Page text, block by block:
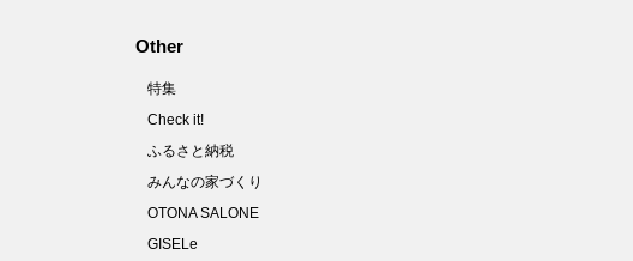
Other
特集
Check it!
ふるさと納税
みんなの家づくり
OTONA SALONE
GISELe